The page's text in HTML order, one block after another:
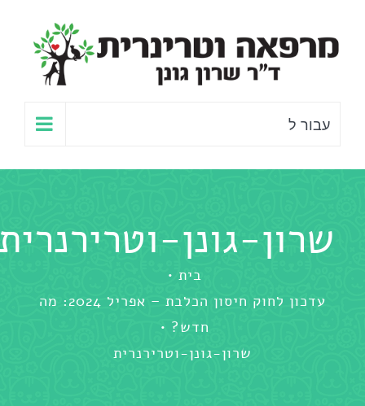
לתוכן
עבור ל
שרון-גונן-
בית
עדכון לחוק חיסון הכלבת – אפריל 2024: מה
חדש?
שרון-גונן-וטרירנרית